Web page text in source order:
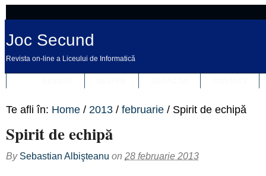
Joc Secund
Revista on-line a Liceului de Informatică
Te afli în: Home / 2013 / februarie / Spirit de echipă
Spirit de echipă
By Sebastian Albişteanu on 28 februarie 2013